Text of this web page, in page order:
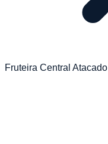
Fruteira Central Atacado